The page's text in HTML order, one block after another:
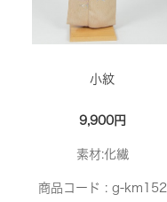
小紋
9,900円
素材:化繊
商品コード : g-km152